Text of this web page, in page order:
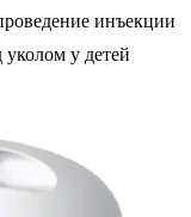
инъекции
уколом у детей